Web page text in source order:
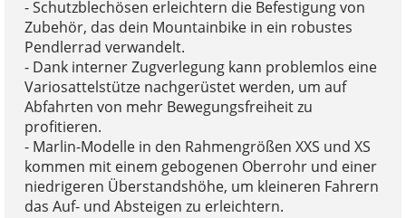
- Schutzblechösen erleichtern die Befestigung von
Zubehör, das dein Mountainbike in ein robustes
Pendlerrad verwandelt.
- Dank interner Zugverlegung kann problemlos eine
Variosattelstütze nachgerüstet werden, um auf
Abfahrten von mehr Bewegungsfreiheit zu
profitieren.
- Marlin-Modelle in den Rahmengrößen XXS und XS
kommen mit einem gebogenen Oberrohr und einer
niedrigeren Überstandshöhe, um kleineren Fahrern
das Auf- und Absteigen zu erleichtern.